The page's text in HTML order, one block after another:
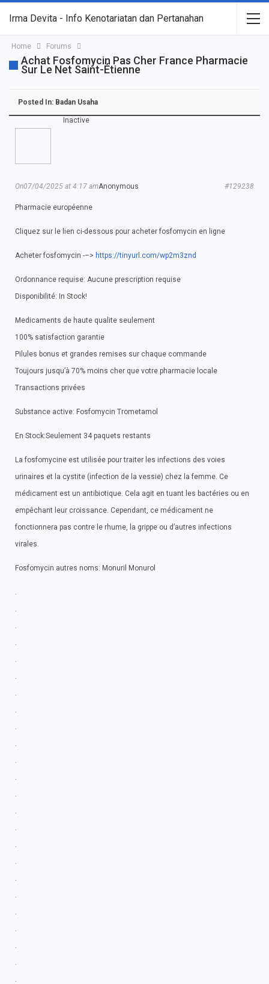
Irma Devita - Info Kenotariatan dan Pertanahan
Home Forums
Achat Fosfomycin Pas Cher France Pharmacie
Sur Le Net Saint-Étienne
Posted In: Badan Usaha
Inactive
Anonymous
On07/04/2025 at 4:17 am #129238
Pharmacie européenne
Cliquez sur le lien ci-dessous pour acheter fosfomycin en ligne
Acheter fosfomycin -–> https://tinyurl.com/wp2m3znd
Ordonnance requise: Aucune prescription requise
Disponibilité: In Stock!
Medicaments de haute qualite seulement
100% satisfaction garantie
Pilules bonus et grandes remises sur chaque commande
Toujours jusqu’à 70% moins cher que votre pharmacie locale
Transactions privées
Substance active: Fosfomycin Trometamol
En Stock:Seulement 34 paquets restants
La fosfomycine est utilisée pour traiter les infections des voies
urinaires et la cystite (infection de la vessie) chez la femme. Ce
médicament est un antibiotique. Cela agit en tuant les bactéries ou en
empêchant leur croissance. Cependant, ce médicament ne
fonctionnera pas contre le rhume, la grippe ou d’autres infections
virales.
Fosfomycin autres noms: Monuril Monurol
.
.
.
.
.
.
.
.
.
.
.
.
.
.
.
.
.
.
.
.
.
.
.
.